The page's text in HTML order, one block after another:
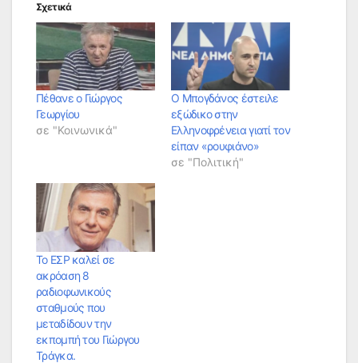
Σχετικά
Πέθανε ο Γιώργος
Γεωργίου
σε "Κοινωνικά"
Ο Μπογδάνος έστειλε
εξώδικο στην
Ελληνοφρένεια γιατί τον
είπαν «ρουφιάνο»
σε "Πολιτική"
Το ΕΣΡ καλεί σε
ακρόαση 8
ραδιοφωνικούς
σταθμούς που
μεταδίδουν την
εκπομπή του Γιώργου
Τράγκα.